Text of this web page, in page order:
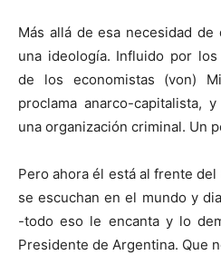
Más allá de esa necesidad
una ideología. Influido por
de los economistas (von)
proclama anarco-capitalista,
una organización criminal. Un
Pero ahora él está al frente
se escuchan en el mundo y
-todo eso le encanta y lo
Presidente de Argentina. Que